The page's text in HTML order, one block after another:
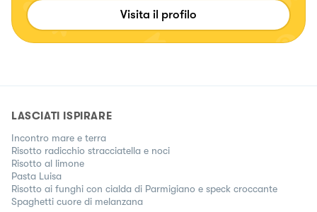
Visita il profilo
LASCIATI ISPIRARE
Incontro mare e terra
Risotto radicchio stracciatella e noci
Risotto al limone
Pasta Luisa
Risotto ai funghi con cialda di Parmigiano e speck croccante
Spaghetti cuore di melanzana